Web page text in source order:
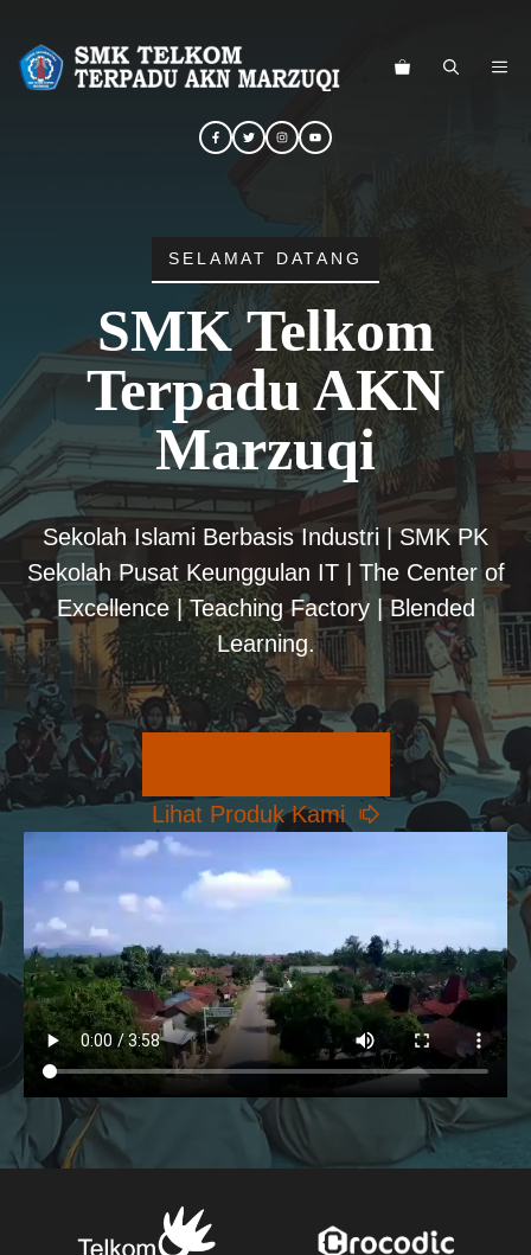
SELAMAT DATANG
SMK Telkom
Terpadu AKN
Marzuqi
Sekolah Islami Berbasis Industri | SMK PK
Sekolah Pusat Keunggulan IT | The Center of
Excellence | Teaching Factory | Blended
Learning.
Lihat Produk Kami